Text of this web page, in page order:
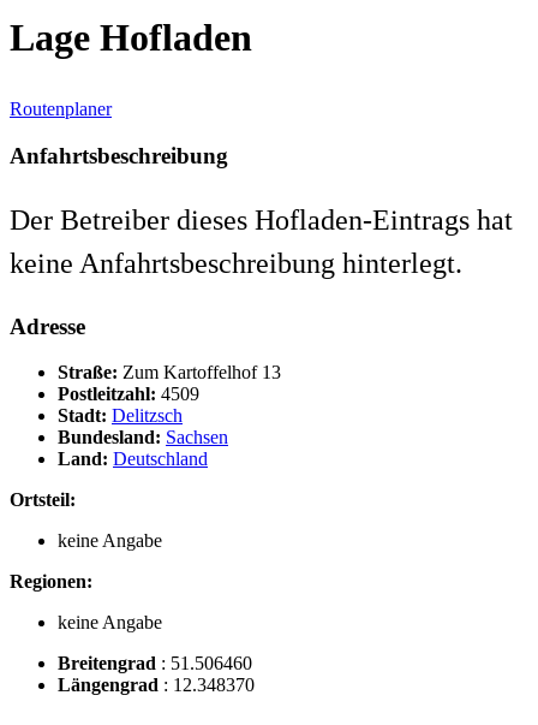
Lage Hofladen
Routenplaner
Anfahrtsbeschreibung
Der Betreiber dieses Hofladen-Eintrags hat
keine Anfahrtsbeschreibung hinterlegt.
Adresse
Straße: Zum Kartoffelhof 13
Postleitzahl: 4509
Stadt: Delitzsch
Bundesland: Sachsen
Land: Deutschland
Ortsteil:
keine Angabe
Regionen:
keine Angabe
Breitengrad : 51.506460
Längengrad : 12.348370